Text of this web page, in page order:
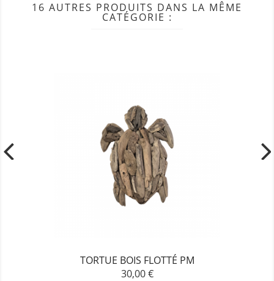
16 AUTRES PRODUITS DANS LA MÊME
CATÉGORIE :
TORTUE BOIS FLOTTÉ PM
Prix
30,00 €